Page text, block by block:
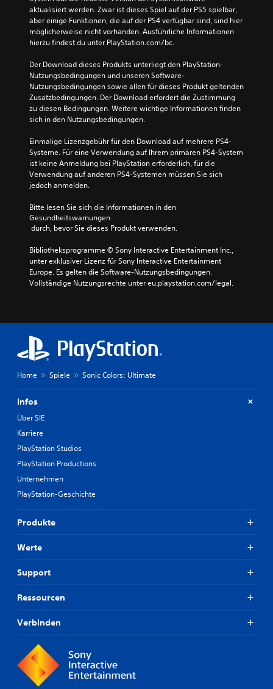
aktualisiert werden. Zwar ist dieses Spiel auf der PS5 spielbar,
aber einige Funktionen, die auf der PS4 verfügbar sind, sind hier
möglicherweise nicht vorhanden. Ausführliche Informationen
hierzu findest du unter PlayStation.com/bc.
Der Download dieses Produkts unterliegt den PlayStation-
Nutzungsbedingungen und unseren Software-
Nutzungsbedingungen sowie allen für dieses Produkt geltenden
Zusatzbedingungen. Der Download erfordert die Zustimmung
zu diesen Bedingungen. Weitere wichtige Informationen finden
sich in den Nutzungsbedingungen.
Einmalige Lizenzgebühr für den Download auf mehrere PS4-
Systeme. Für eine Verwendung auf Ihrem primären PS4-System
ist keine Anmeldung bei PlayStation erforderlich, für die
Verwendung auf anderen PS4-Systemen müssen Sie sich
jedoch anmelden.
Bitte lesen Sie sich die Informationen in den
Gesundheitswarnungen
durch, bevor Sie dieses Produkt verwenden.
Bibliotheksprogramme © Sony Interactive Entertainment Inc.,
unter exklusiver Lizenz für Sony Interactive Entertainment
Europe. Es gelten die Software-Nutzungsbedingungen.
Vollständige Nutzungsrechte unter eu.playstation.com/legal.
Home Spiele Sonic Colors: Ultimate
Infos
Über SIE
Karriere
PlayStation Studios
PlayStation Productions
Unternehmen
PlayStation-Geschichte
Produkte
Werte
Support
Ressourcen
Verbinden